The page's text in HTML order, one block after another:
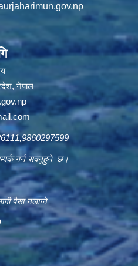
नेपाल
गर्न सक्नुहुने छ।
पैसा नलाग्ने